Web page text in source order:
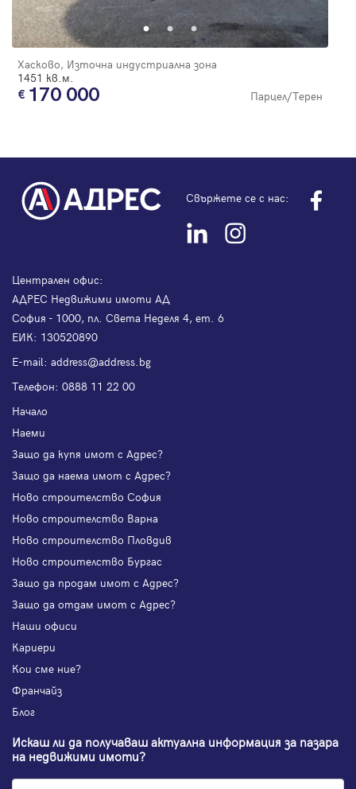
Хасково, Източна индустриална зона
1451 кв.м.
170 000 Парцел/Терен
Свържете се с нас:
Централен офис:
АДРЕС Недвижими имоти АД
София - 1000, пл. Света Неделя 4, ет. 6
ЕИК: 130520890
Е-mail: address@address.bg
Телефон: 0888 11 22 00
Начало
Наеми
Защо да купя имот с Адрес?
Защо да наема имот с Адрес?
Ново строителство София
Ново строителство Варна
Ново строителство Пловдив
Ново строителство Бургас
Защо да продам имот с Адрес?
Защо да отдам имот с Адрес?
Наши офиси
Кариери
Кои сме ние?
Франчайз
Блог
Искаш ли да получаваш актуална информация за пазара
на недвижими имоти?